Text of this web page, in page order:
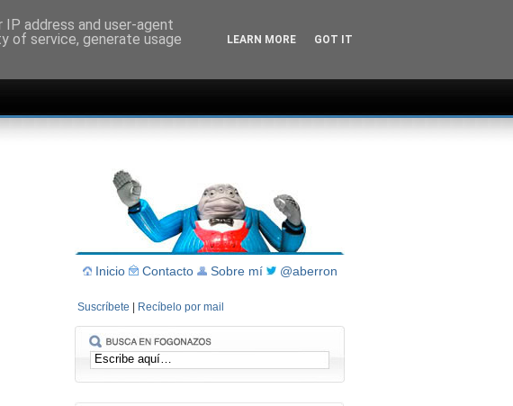
Inicio Contacto Sobre mí @aberron
Suscríbete Recíbelo por mail
address and user-agent
of service, generate usage
LEARN MORE GOT IT